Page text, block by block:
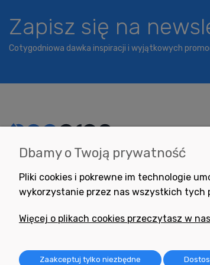
Zapisz się na
Cotygodniowa dawka inspiracji i wyjątkowych
Potrzebujesz pomocy
+48 791 806 804
Dbamy o Twoją prywatność
Pliki cookies i pokrewne im technologie
wykorzystanie przez nas wszystkich tych
Więcej o plikach cookies przeczytasz w
Zaakceptuj tylko niezbędne